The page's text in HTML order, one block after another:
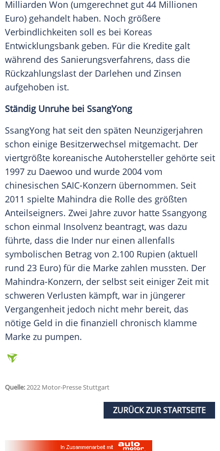
Milliarden Won (umgerechnet gut 44 Millionen
Euro) gehandelt haben. Noch größere
Verbindlichkeiten soll es bei Koreas
Entwicklungsbank geben. Für die Kredite galt
während des Sanierungsverfahrens, dass die
Rückzahlungslast der Darlehen und Zinsen
aufgehoben ist.
Ständig Unruhe bei SsangYong
SsangYong hat seit den späten Neunzigerjahren
schon einige Besitzerwechsel mitgemacht. Der
viertgrößte koreanische Autohersteller gehörte seit
1997 zu Daewoo und wurde 2004 vom
chinesischen SAIC-Konzern übernommen. Seit
2011 spielte Mahindra die Rolle des größten
Anteilseigners. Zwei Jahre zuvor hatte Ssangyong
schon einmal Insolvenz beantragt, was dazu
führte, dass die Inder nur einen allenfalls
symbolischen Betrag von 2.100 Rupien (aktuell
rund 23 Euro) für die Marke zahlen mussten. Der
Mahindra-Konzern, der selbst seit einiger Zeit mit
schweren Verlusten kämpft, war in jüngerer
Vergangenheit jedoch nicht mehr bereit, das
nötige Geld in die finanziell chronisch klamme
Marke zu pumpen.
Quelle:2022 Motor-Presse Stuttgart
ZURÜCK ZUR STARTSEITE